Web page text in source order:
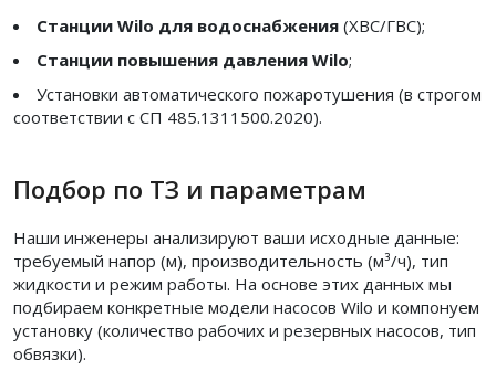
Станции Wilo для водоснабжения (ХВС/ГВС);
Станции повышения давления Wilo;
Установки автоматического пожаротушения (в строгом
соответствии с СП 485.1311500.2020).
Подбор по ТЗ и параметрам
Наши инженеры анализируют ваши исходные данные:
требуемый напор (м), производительность (м³/ч), тип
жидкости и режим работы. На основе этих данных мы
подбираем конкретные модели насосов Wilo и компонуем
установку (количество рабочих и резервных насосов, тип
обвязки).